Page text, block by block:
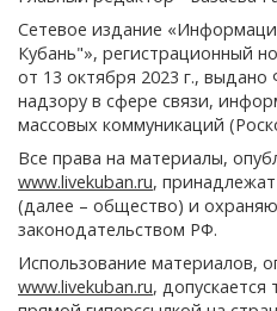
Сетевое издание
Кубань"», регистрационный
от 13 октября 2023 г.,
надзору в сфере связи,
массовых коммуникаций
Все права на материалы,
www.livekuban.ru,
(далее – общество) и
законодательством РФ.
Использование материалов,
www.livekuban.ru, допускается